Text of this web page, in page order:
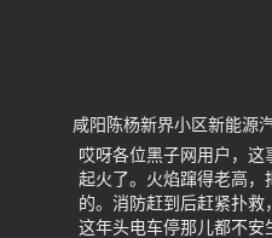
咸阳陈杨新界小区新能源
哎呀各位黑子网用户，
起火了。火焰蹿得老高，
的。消防赶到后赶紧扑救
这年头电车停那儿都不安